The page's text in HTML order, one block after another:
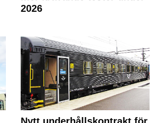
2026